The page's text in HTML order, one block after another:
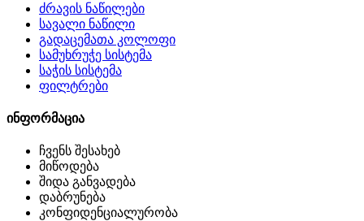
ძრავის ნაწილები
სავალი ნაწილი
გადაცემათა კოლოფი
სამუხრუჭე სისტემა
საჭის სისტემა
ფილტრები
ინფორმაცია
ჩვენს შესახებ
მიწოდება
შიდა განვადება
დაბრუნება
კონფიდენციალურობა